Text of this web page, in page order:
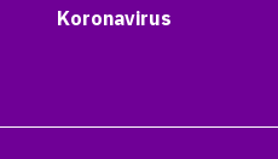
Koronavirus